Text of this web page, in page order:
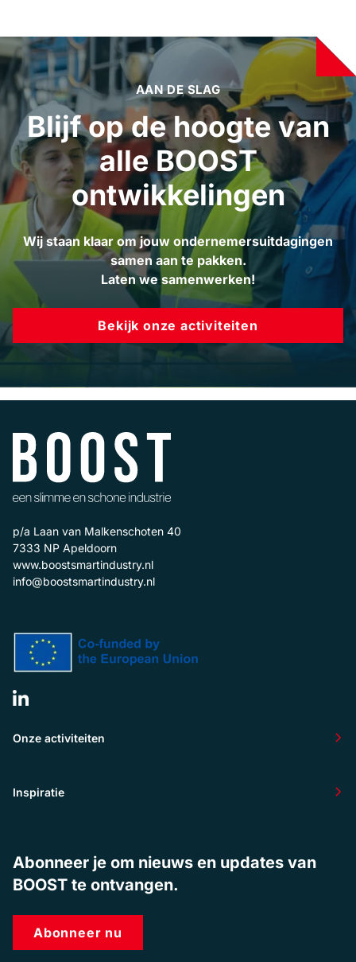
AAN DE SLAG
Blijf op de hoogte van
alle BOOST
ontwikkelingen
Wij staan klaar om jouw ondernemersuitdagingen
samen aan te pakken.
Laten we samenwerken!
Bekijk onze activiteiten
p/a Laan van Malkenschoten 40
7333 NP Apeldoorn
www.boostsmartindustry.nl
info@boostsmartindustry.nl
Onze activiteiten
Inspiratie
Abonneer je om nieuws en updates van
BOOST te ontvangen.
Abonneer nu